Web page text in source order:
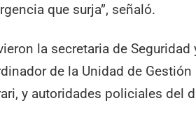
que surja”, señaló.
la secretaria de
de la Unidad de
y autoridades policiales del